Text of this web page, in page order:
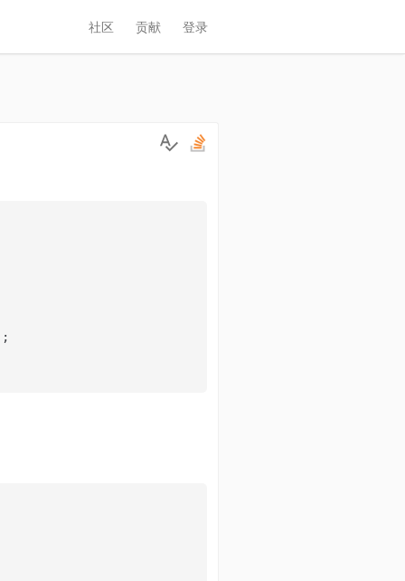
登录
贡献
社区